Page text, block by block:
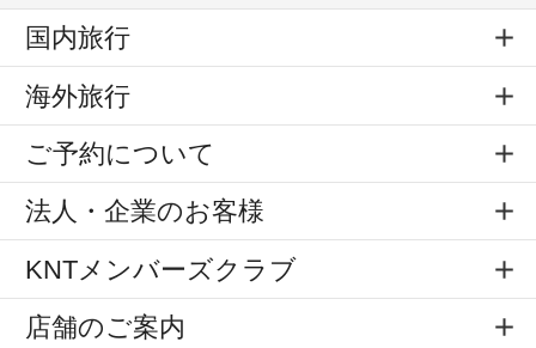
国内旅行
海外旅行
ご予約について
法人・企業のお客様
KNTメンバーズクラブ
店舗のご案内